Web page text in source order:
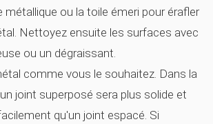
métallique ou la toile émeri pour érafler
Nettoyez ensuite les surfaces avec
ou un dégraissant.
comme vous le souhaitez. Dans la
joint superposé sera plus solide et
qu'un joint espacé. Si